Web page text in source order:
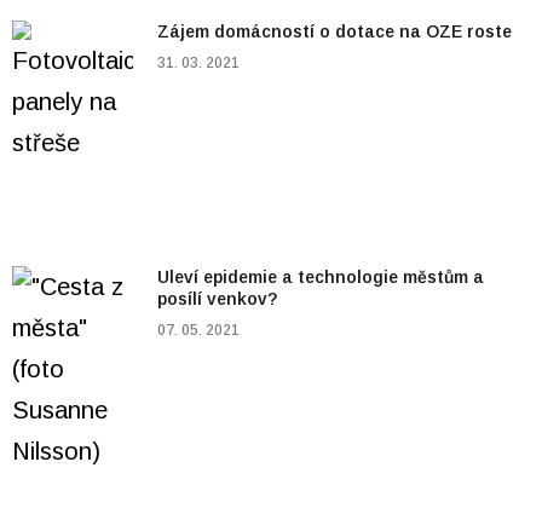
Zájem domácností o dotace na OZE roste
31. 03. 2021
Uleví epidemie a technologie městům a
posílí venkov?
07. 05. 2021